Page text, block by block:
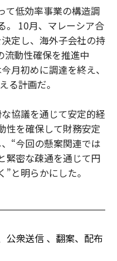
て低効率事業の構造調
。 10月、マレーシア合
定し、海外子会社の持
動性確保を推進中
月初めに調達を終え、
る計画だ。
協議を通じて安定的経
性を確保して財務安定
“今回の懸案関連では
緊密な疎通を通じて円
と明らかにした。
公衆送信 、翻案、配布